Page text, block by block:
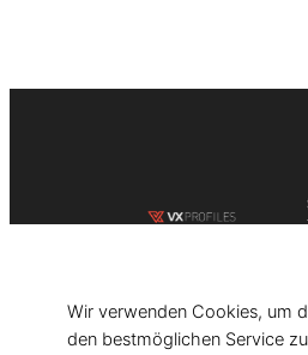
[current_year]
Wir verwenden Cookies, um
den bestmöglichen Service zu